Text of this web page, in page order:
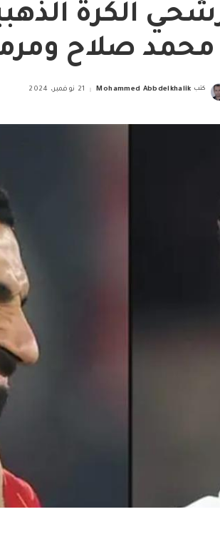
صلاح
Posted
كتب Mohammed Abbdelkhalik 21 نوفمبر، 2024